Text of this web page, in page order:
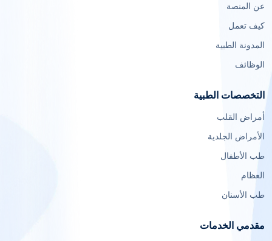
عن المنصة
كيف تعمل
المدونة الطبية
الوظائف
التخصصات الطبية
أمراض القلب
الأمراض الجلدية
طب الأطفال
العظام
طب الأسنان
مقدمي الخدمات